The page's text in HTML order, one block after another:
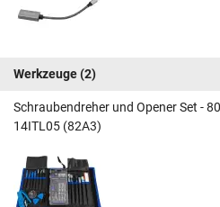
Werkzeuge(2)
Schraubendreher und Opener Set -
14ITL05 (82A3)